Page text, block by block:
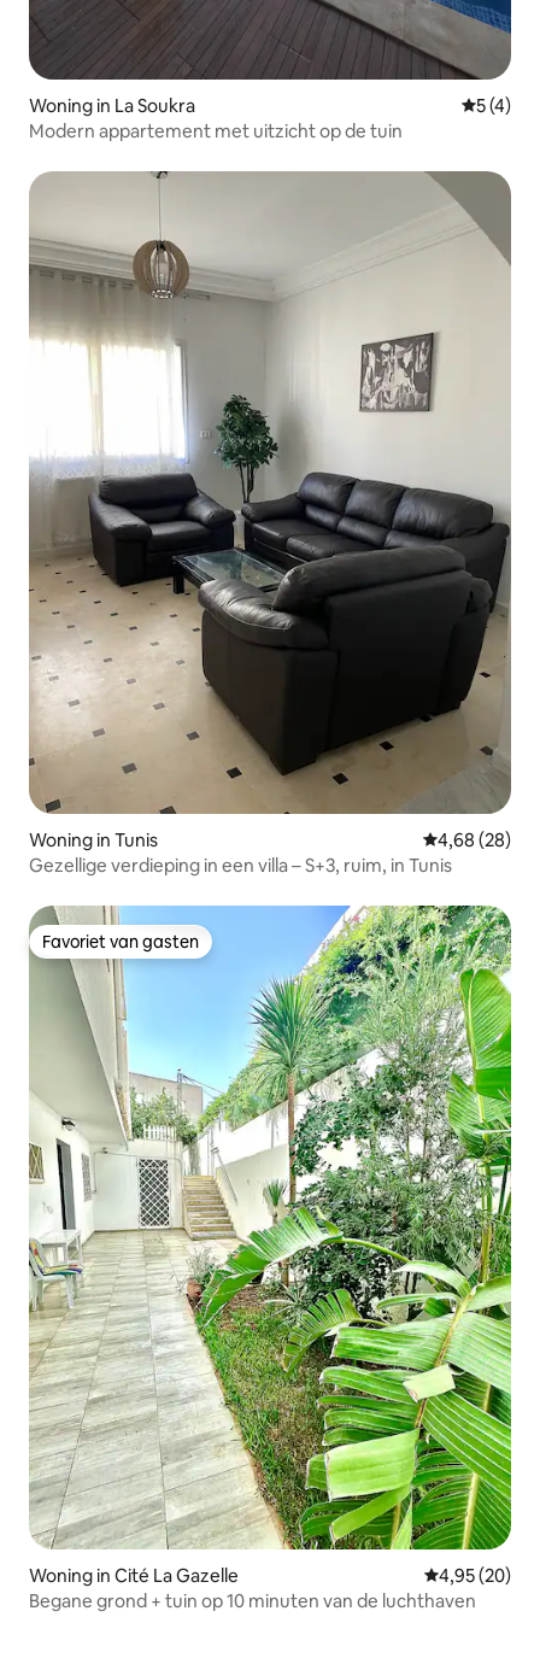
Woning in La Soukra
5 (4)
Modern appartement met uitzicht op de tuin
Woning in Tunis Gemiddelde
4,68 (28)
Gezellige verdieping in een villa – S+3, ruim, in Tunis
Favoriet van gasten
Favoriet van gasten
Woning in Cité La Gazelle Gemiddelde
4,95 (20)
Begane grond + tuin op 10 minuten van de luchthaven